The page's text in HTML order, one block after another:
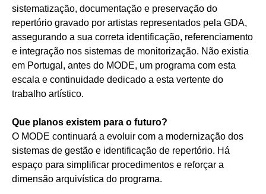
sistematização, documentação e preservação do
repertório gravado por artistas representados pela GDA,
assegurando a sua correta identificação, referenciamento
e integração nos sistemas de monitorização. Não existia
em Portugal, antes do MODE, um programa com esta
escala e continuidade dedicado a esta vertente do
trabalho artístico.
Que planos existem para o futuro?
O MODE continuará a evoluir com a modernização dos
sistemas de gestão e identificação de repertório. Há
espaço para simplificar procedimentos e reforçar a
dimensão arquivística do programa.